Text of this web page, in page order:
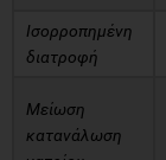
Ισορροπημένη
διατροφή
Μείωση
κατανάλωση